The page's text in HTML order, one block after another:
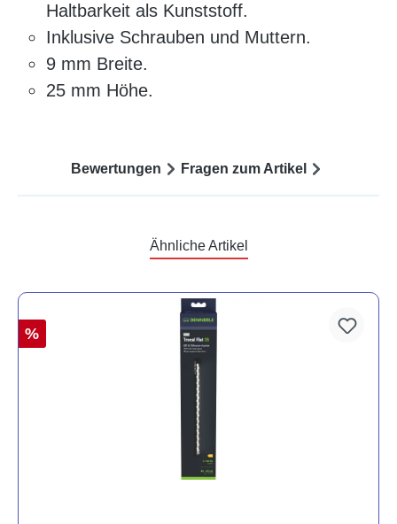
Haltbarkeit als Kunststoff.
Inklusive Schrauben und Muttern.
9 mm Breite.
25 mm Höhe.
Bewertungen Fragen zum Artikel
Ähnliche Artikel
%